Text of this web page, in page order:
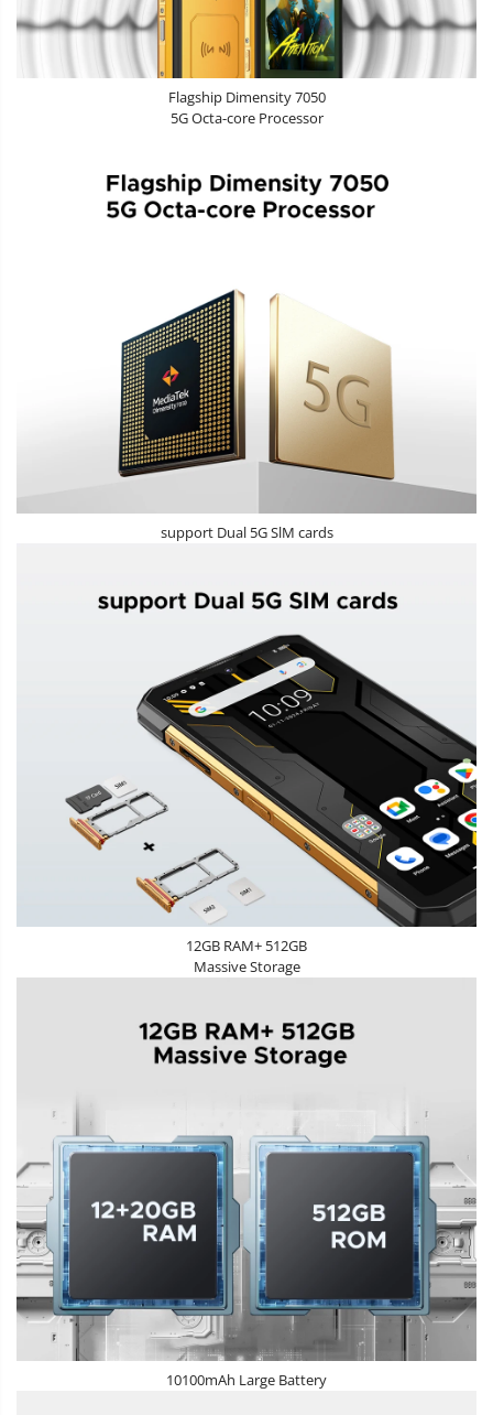
Flagship Dimensity 7050
5G Octa-core Processor
support Dual 5G SlM cards
12GB RAM+ 512GB
Massive Storage
10100mAh Large Battery